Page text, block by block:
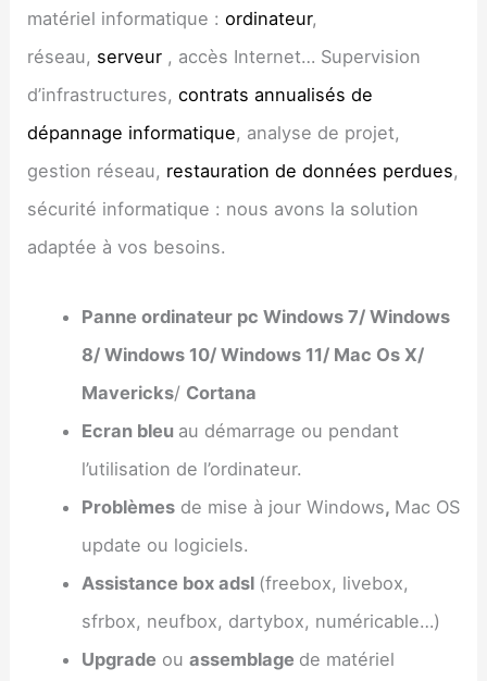
matériel informatique :ordinateur,
réseau, serveur , accès Internet… Supervision
d’infrastructures, contrats annualisés de
dépannage informatique, analyse de projet,
gestion réseau, restauration de données perdues,
sécurité informatique : nous avons la solution
adaptée à vos besoins.
Panne ordinateur pc Windows 7/ Windows
8/ Windows 10/ Windows 11/ Mac Os X/
Mavericks/ Cortana
Ecran bleu au démarrage ou pendant
l’utilisation de l’ordinateur.
Problèmesde mise à jour Windows, Mac OS
update ou logiciels.
Assistance box adsl (freebox, livebox,
sfrbox, neufbox, dartybox, numéricable…)
Upgrade ou assemblage de matériel